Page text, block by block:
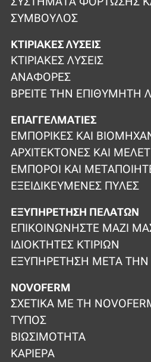
ΣΎΜΒΟΥΛΟΣ
ΚΤΙΡΙΑΚΈΣ ΛΎΣΕΙΣ
ΚΤΙΡΙΑΚΈΣ ΛΎΣΕΙΣ
ΑΝΑΦΟΡΈΣ
ΒΡΕΊΤΕ ΤΗΝ ΕΠΙΘΥΜΗΤΉ
ΕΠΑΓΓΕΛΜΑΤΊΕΣ
ΕΜΠΟΡΙΚΈΣ ΚΑΙ
ΑΡΧΙΤΈΚΤΟΝΕΣ ΚΑΙ
ΈΜΠΟΡΟΙ ΚΑΙ
ΕΞΕΙΔΙΚΕΥΜΈΝΕΣ ΠΎΛΕΣ
ΕΞΥΠΗΡΈΤΗΣΗ ΠΕΛΑΤΏΝ
ΕΠΙΚΟΙΝΩΝΉΣΤΕ ΜΑΖΊ
ΙΔΙΟΚΤΉΤΕΣ ΚΤΙΡΊΩΝ
ΕΞΥΠΗΡΈΤΗΣΗ ΜΕΤΆ
NOVOFERM
ΣΧΕΤΙΚΆ ΜΕ ΤΗ
ΤΎΠΟΣ
ΒΙΩΣΙΜΌΤΗΤΑ
ΚΑΡΙΈΡΑ